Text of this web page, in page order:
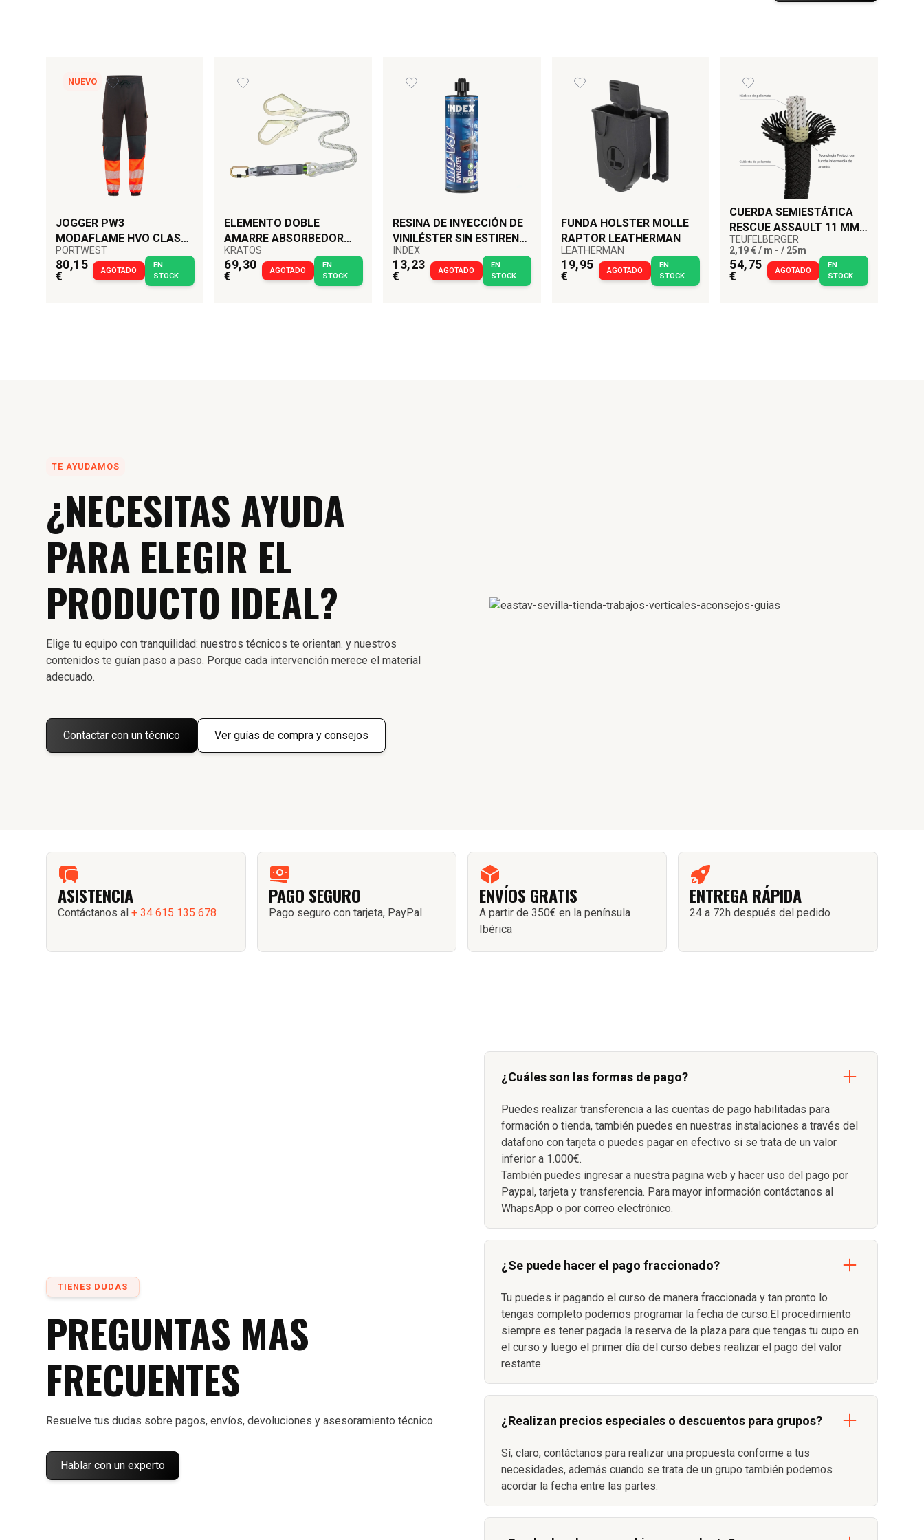
NUEVO
JOGGER PW3
MODAFLAME HVO CLASE
1 FR NEGRO/NARANJA
PORTWEST
80,15
€
AGOTADO
EN
STOCK
ELEMENTO DOBLE
AMARRE ABSORBEDOR
MGO 1,5 M KRATOS
KRATOS
69,30
€
AGOTADO
EN
STOCK
RESINA DE INYECCIÓN DE
VINILÉSTER SIN ESTIRENO
410 ML | ANCLAJE
QUÍMICO INDEX
INDEX
13,23
€
AGOTADO
EN
STOCK
FUNDA HOLSTER MOLLE
RAPTOR LEATHERMAN
LEATHERMAN
19,95
€
AGOTADO
EN
STOCK
CUERDA SEMIESTÁTICA
RESCUE ASSAULT 11 MM
TEUFELBERGER
TEUFELBERGER
2,19 € / m - / 25m
54,75
€
AGOTADO
EN
STOCK
TE AYUDAMOS
¿NECESITAS AYUDA
PARA ELEGIR EL
PRODUCTO IDEAL?
Elige tu equipo con tranquilidad: nuestros técnicos te orientan. y nuestros
contenidos te guían paso a paso. Porque cada intervención merece el material
adecuado.
Contactar con un técnico Ver guías de compra y consejos
ASISTENCIA
Contáctanos al+ 34 615 135 678
PAGO SEGURO
Pago seguro con tarjeta, PayPal
ENVÍOS GRATIS
A partir de 350€ en la península
Ibérica
ENTREGA RÁPIDA
24 a 72h después del pedido
TIENES DUDAS
PREGUNTAS MAS
FRECUENTES
Resuelve tus dudas sobre pagos, envíos, devoluciones y asesoramiento técnico.
Hablar con un experto
¿Cuáles son las formas de pago?
Puedes realizar transferencia a las cuentas de pago habilitadas para
formación o tienda, también puedes en nuestras instalaciones a través del
datafono con tarjeta o puedes pagar en efectivo si se trata de un valor
inferior a 1.000€.
También puedes ingresar a nuestra pagina web y hacer uso del pago por
Paypal, tarjeta y transferencia. Para mayor información contáctanos al
WhapsApp o por correo electrónico.
¿Se puede hacer el pago fraccionado?
Tu puedes ir pagando el curso de manera fraccionada y tan pronto lo
tengas completo podemos programar la fecha de curso.El procedimiento
siempre es tener pagada la reserva de la plaza para que tengas tu cupo en
el curso y luego el primer día del curso debes realizar el pago del valor
restante.
¿Realizan precios especiales o descuentos para grupos?
Sí, claro, contáctanos para realizar una propuesta conforme a tus
necesidades, además cuando se trata de un grupo también podemos
acordar la fecha entre las partes.